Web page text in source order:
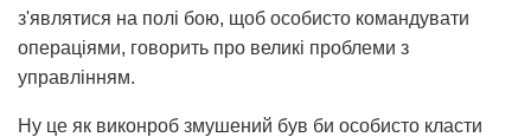
з'являтися на полі бою, щоб особисто командувати
операціями, говорить про великі проблеми з
управлінням.
Ну це як виконроб змушений був би особисто класти